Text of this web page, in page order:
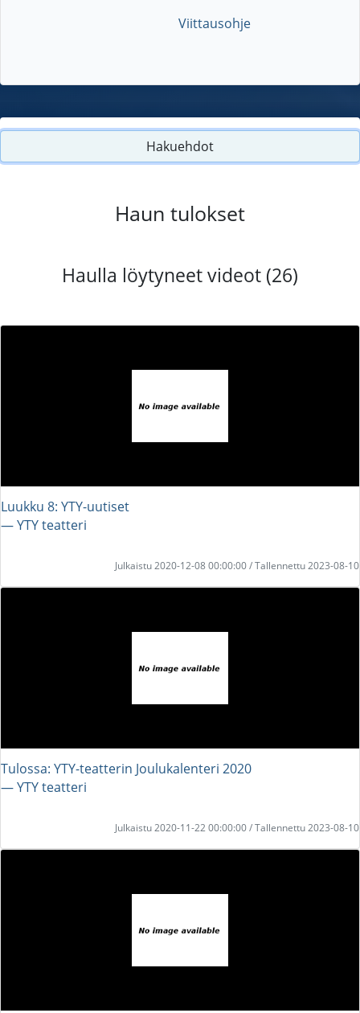
Viittausohje
Hakuehdot
Haun tulokset
Haulla löytyneet videot (26)
Luukku 8: YTY-uutiset
― YTY teatteri
Julkaistu 2020-12-08 00:00:00 / Tallennettu 2023-08-10
Tulossa: YTY-teatterin Joulukalenteri 2020
― YTY teatteri
Julkaistu 2020-11-22 00:00:00 / Tallennettu 2023-08-10